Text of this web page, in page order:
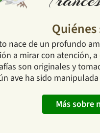
nace de un profundo
a mirar con atención,
son originales y
ave ha sido
Más sobre